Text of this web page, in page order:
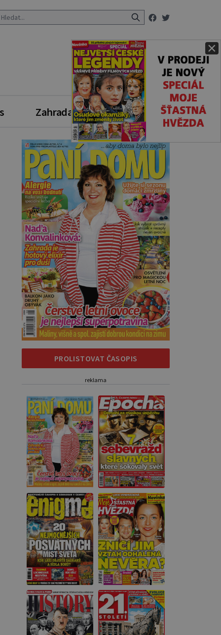
×
Zahrada Zdravý styl
PROLISTOVAT ČASOPIS
reklama